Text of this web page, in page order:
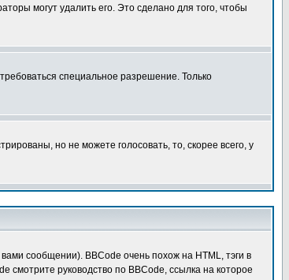
могут удалить его. Это сделано для того, чтобы
специальное разрешение. Только
но не можете голосовать, то, скорее всего, у
сообщении). BBCode очень похож на HTML, тэги в
руководство по BBCode, ссылка на которое